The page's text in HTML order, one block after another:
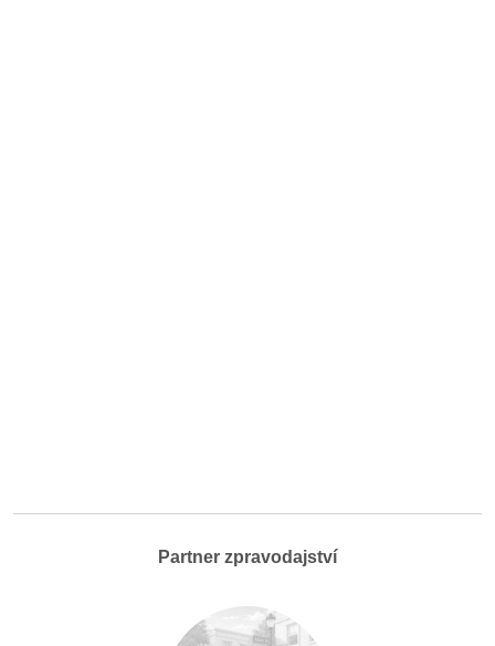
Partner zpravodajství